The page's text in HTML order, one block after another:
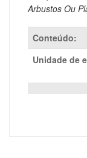
Arbustos Ou
Conteúdo:
Unidade de